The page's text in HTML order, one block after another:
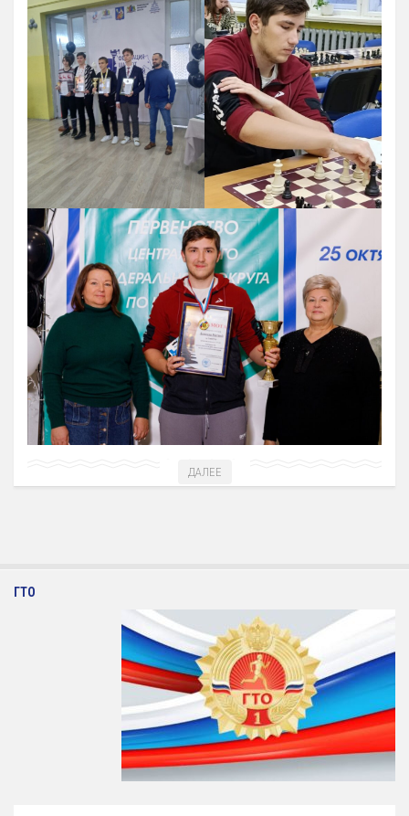
Художественная гимнастика
Шахматы
Чир Спорт
Доп. услуги
Аренда Теннисного Корта
Аренда футбольного поля
Родителям
Информация о Приеме
График работы отделений
Стоимость Занятий
История школы
Антикоррупция
Антидопинг
Новости
Тарифы на услуги
Расписания работы
Плавательный Бассейн
Тренажерный Зал
Детский Бассейн
ДАЛЕЕ
ГТО